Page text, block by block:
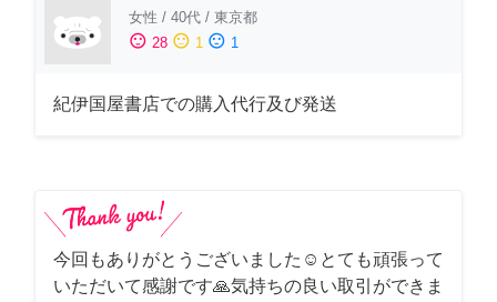
女性 / 40代 / 東京都
sentiment_satisfied 28 sentiment_neutral 1 sentiment_dissatisfied 1
紀伊国屋書店での購入代行及び発送
今回もありがとうございました☺️とても頑張って
いただいて感謝です🙏気持ちの良い取引ができま